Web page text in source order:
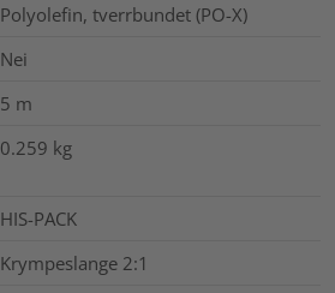
Polyolefin, tverrbundet (PO-X)
Nei
5 m
0.259 kg
HIS-PACK
Krympeslange 2:1